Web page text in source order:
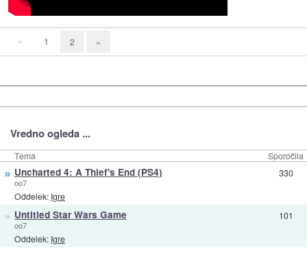
« 1 2 »
Vredno ogleda ...
Tema Sporočila
» Uncharted 4: A Thief's End (PS4)
oo7
Oddelek: Igre
330
» Untitled Star Wars Game
oo7
Oddelek: Igre
101